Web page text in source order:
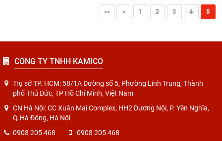
«« « 1 2 3 4 5
CÔNG TY TNHH KAMICO
Trụ sở TP. HCM: 58/1A Đường số 5, Phường Linh Trung, Thành
phố Thủ Đức, TP Hồ Chí Minh, Việt Nam
CN Hà Nội: CC Xuân Mai Complex, HH2 Dương Nội, P. Yên Nghĩa,
Q.Hà Đông, Hà Nội
0908 205 468
0908 205 468